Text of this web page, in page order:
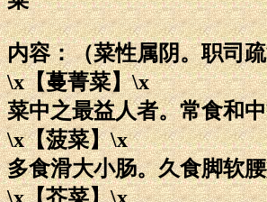
内容：（菜性属阴。职司
\x【蔓菁菜】\x
菜中之最益人者。常食和
\x【菠菜】\x
多食滑大小肠。久食脚软